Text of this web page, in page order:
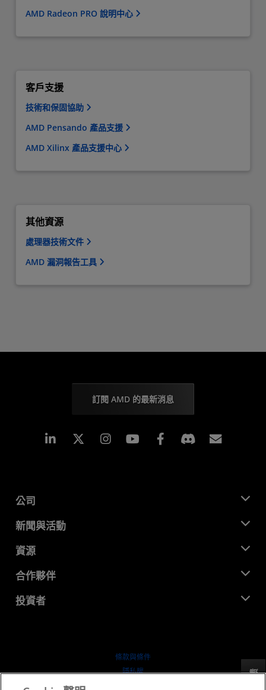
AMD Radeon PRO 說明中心
客戶支援
技術和保固協助
AMD Pensando 產品支援
AMD Xilinx 產品支援中心
其他資源
處理器技術文件
AMD 漏洞報告工具
訂閱 AMD 的最新消息
Linkedin Instagram Facebook
公司
關於 AMD
企業責任
招聘
聯絡我們
新聞與活動
新聞室
媒體庫
資源
開發者中心
案例研究
合作夥伴
AMD 合作夥伴中心
投資者
條款與條件
隱私權
反馈